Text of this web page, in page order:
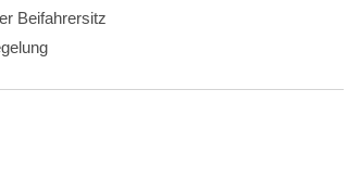
Beifahrersitz